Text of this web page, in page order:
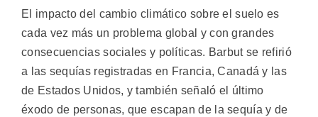
El impacto del cambio climático sobre el suelo es
cada vez más un problema global y con grandes
consecuencias sociales y políticas. Barbut se refirió
a las sequías registradas en Francia, Canadá y las
de Estados Unidos, y también señaló el último
éxodo de personas, que escapan de la sequía y de